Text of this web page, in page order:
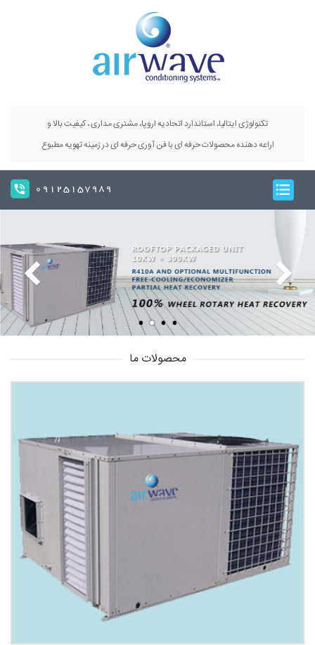
تکنولوژی ایتالیا، استاندارد اتحادیه اروپا، مشتری مداری ، کیفیت بالا و
اراعه دهنده محصولات حرفه ای با فن آوری حرفه ای در زمینه تهویه مطبوع
09125157989
محصولات ما